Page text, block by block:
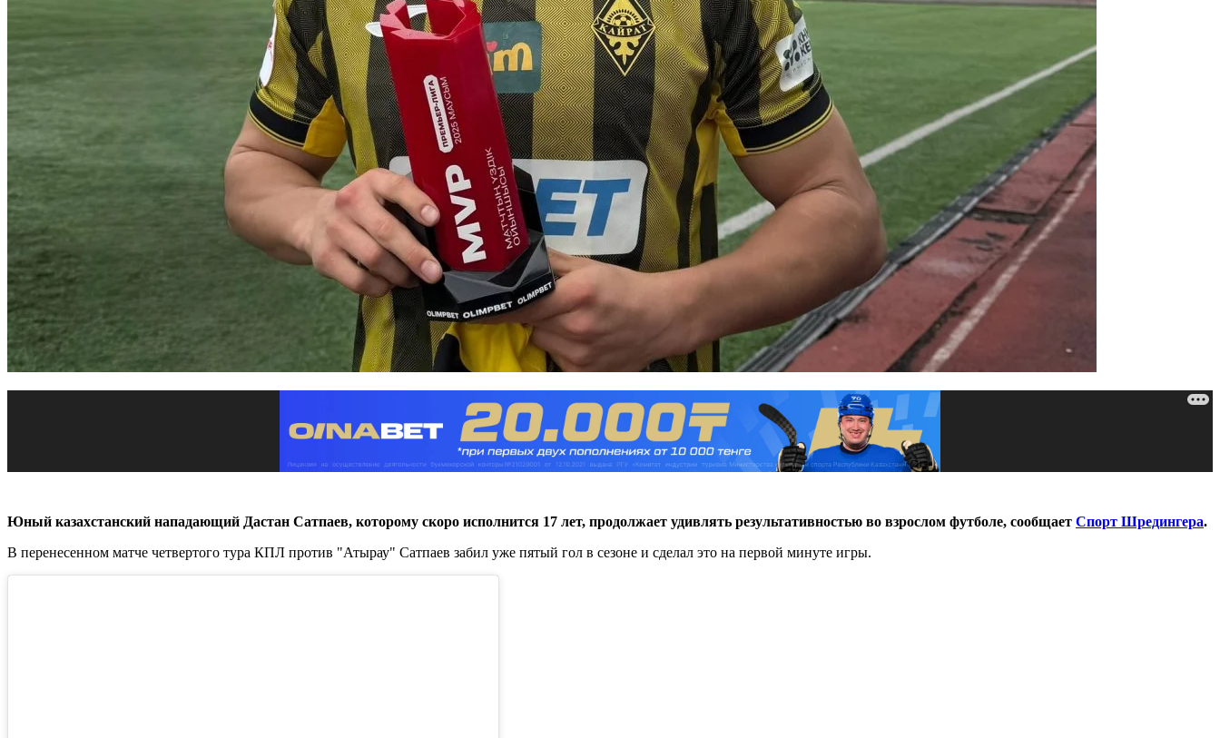
Юный казахстанский нападающий Дастан Сатпаев, которому скоро исполнится 17 лет, продолжает удивлять результативностью во взрослом футболе, сообщает Спорт Шредингера.
В перенесенном матче четвертого тура КПЛ против "Атырау" Сатпаев забил уже пятый гол в сезоне и сделал это на первой минуте игры.